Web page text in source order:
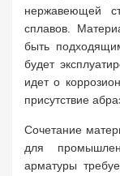
нержавеющей
сплавов.
быть
будет
идет о
присутствие
Сочетание
для
арматуры